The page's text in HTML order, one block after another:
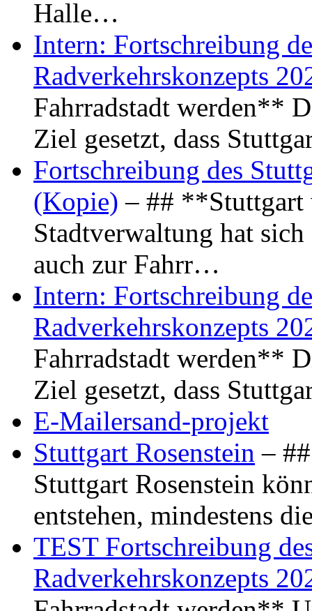
Halle…
Intern: Fortschreibung
Radverkehrskonzepts
Fahrradstadt werden**
Ziel gesetzt, dass
Fortschreibung des
(Kopie) – ## **Stuttgart
Stadtverwaltung hat
auch zur Fahrr…
Intern: Fortschreibung
Radverkehrskonzepts
Fahrradstadt werden**
Ziel gesetzt, dass
E-Mailersand-projekt
Stuttgart Rosenstein –
Stuttgart Rosenstein
entstehen, mindestens
TEST Fortschreibung
Radverkehrskonzepts